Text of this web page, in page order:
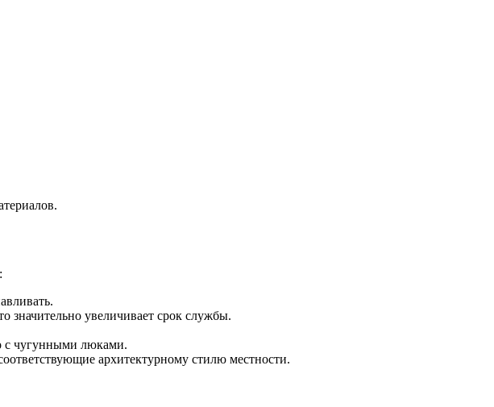
значительно увеличивает срок службы.
с чугунными люками.
архитектурному стилю местности.